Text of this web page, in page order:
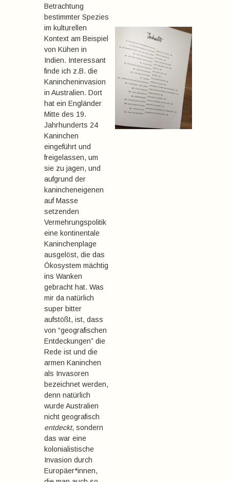
Betrachtung
bestimmter Spezies
im kulturellen
Kontext am Beispiel
von Kühen in
Indien. Interessant
finde ich z.B. die
Kanincheninvasion
in Australien. Dort
hat ein Engländer
Mitte des 19.
Jahrhunderts 24
Kaninchen
eingeführt und
freigelassen, um
sie zu jagen, und
aufgrund der
kanincheneigenen
auf Masse
setzenden
Vermehrungspolitik
eine kontinentale
Kaninchenplage
ausgelöst, die das
Ökosystem mächtig
ins Wanken
gebracht hat. Was
mir da natürlich
super bitter
aufstößt, ist, dass
von “geografischen
Entdeckungen” die
Rede ist und die
armen Kaninchen
als Invasoren
bezeichnet werden,
denn natürlich
wurde Australien
nicht geografisch
entdeckt, sondern
das war eine
kolonialistische
Invasion durch
Europäer*innen,